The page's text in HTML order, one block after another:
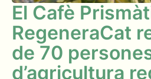
El Cafè
RegeneraCat
de 70
d’agricultura